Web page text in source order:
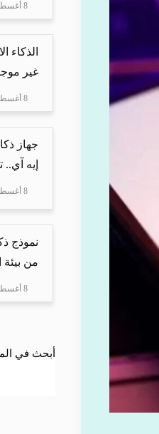
8 أغسطس, 2026
الذكاء
غير
8 أغسطس, 2026
جهاز
إيه
8 أغسطس, 2026
نموذج
من
8 أغسطس, 2026
أبحث في